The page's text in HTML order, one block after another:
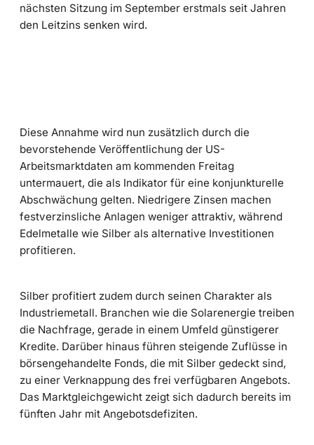
nächsten Sitzung im September erstmals seit Jahren
den Leitzins senken wird.
Diese Annahme wird nun zusätzlich durch die
bevorstehende Veröffentlichung der US-
Arbeitsmarktdaten am kommenden Freitag
untermauert, die als Indikator für eine konjunkturelle
Abschwächung gelten. Niedrigere Zinsen machen
festverzinsliche Anlagen weniger attraktiv, während
Edelmetalle wie Silber als alternative Investitionen
profitieren.
Silber profitiert zudem durch seinen Charakter als
Industriemetall. Branchen wie die Solarenergie treiben
die Nachfrage, gerade in einem Umfeld günstigerer
Kredite. Darüber hinaus führen steigende Zuflüsse in
börsengehandelte Fonds, die mit Silber gedeckt sind,
zu einer Verknappung des frei verfügbaren Angebots.
Das Marktgleichgewicht zeigt sich dadurch bereits im
fünften Jahr mit Angebotsdefiziten.